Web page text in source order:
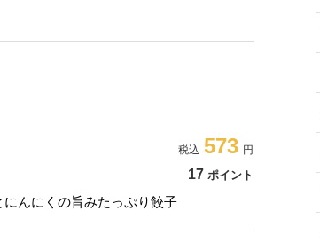
573
17 ポイント
んにくの旨みたっぷり餃子